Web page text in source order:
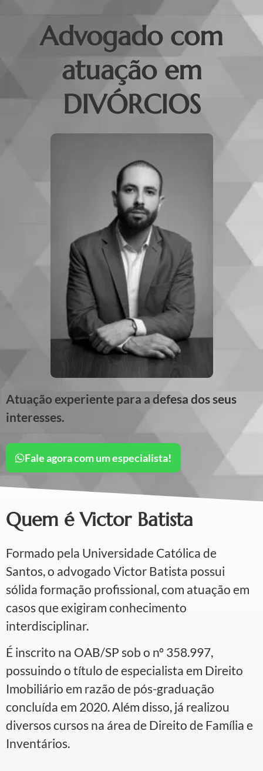
Atuação experiente para a defesa dos seus
interesses.
Fale agora com um especialista!
Advogado com
atuação em
DIVÓRCIOS
Quem é Victor Batista
Formado pela Universidade Católica de
Santos, o advogado Victor Batista possui
sólida formação profissional, com atuação em
casos que exigiram conhecimento
interdisciplinar.
É inscrito na OAB/SP sob o nº 358.997,
possuindo o título de especialista em Direito
Imobiliário em razão de pós-graduação
concluída em 2020. Além disso, já realizou
diversos cursos na área de Direito de Família e
Inventários.